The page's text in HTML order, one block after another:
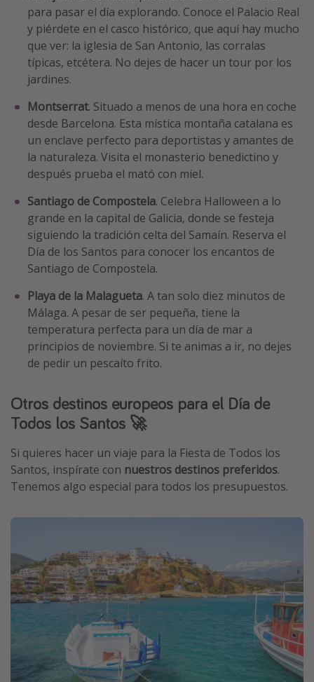
para pasar el día explorando. Conoce el Palacio Real
y piérdete en el casco histórico, que aquí hay mucho
que ver: la iglesia de San Antonio, las corralas
típicas, etcétera. No dejes de hacer un tour por los
jardines.
Montserrat. Situado a menos de una hora en coche
desde Barcelona. Esta mística montaña catalana es
un enclave perfecto para deportistas y amantes de
la naturaleza. Visita el monasterio benedictino y
después prueba el mató con miel.
Santiago de Compostela. Celebra Halloween a lo
grande en la capital de Galicia, donde se festeja
siguiendo la tradición celta del Samaín. Reserva el
Día de los Santos para conocer los encantos de
Santiago de Compostela.
Playa de la Malagueta. A tan solo diez minutos de
Málaga. A pesar de ser pequeña, tiene la
temperatura perfecta para un día de mar a
principios de noviembre. Si te animas a ir, no dejes
de pedir un pescaíto frito.
Otros destinos europeos para el Día de
Todos los Santos 🚀
Si quieres hacer un viaje para la Fiesta de Todos los
Santos, inspírate con nuestros destinos preferidos.
Tenemos algo especial para todos los presupuestos.